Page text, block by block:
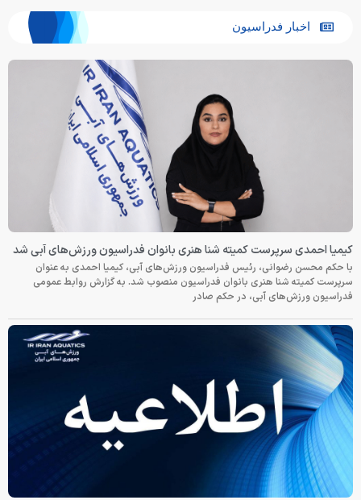
اخبار فدراسیون
کیمیا احمدی سرپرست کمیته شنا هنری بانوان فدراسیون ورزش‌های آبی شد
با حکم محسن رضوانی، رئیس فدراسیون ورزش‌های آبی، کیمیا احمدی به عنوان
سرپرست کمیته شنا هنری بانوان فدراسیون منصوب شد. به گزارش روابط عمومی
فدراسیون ورزش‌های آبی، در حکم صادر